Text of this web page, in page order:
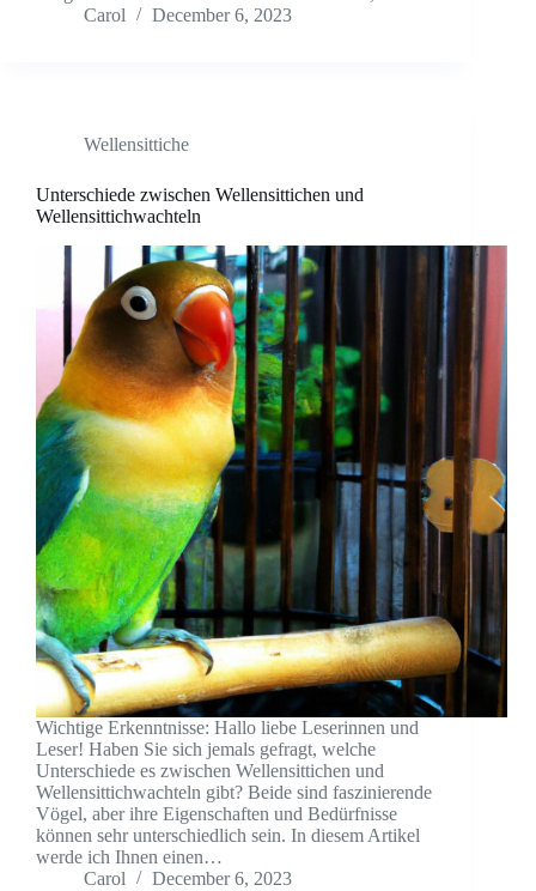
Carol
December 6, 2023
Wellensittiche
Unterschiede zwischen Wellensittichen und
Wellensittichwachteln
Wichtige Erkenntnisse: Hallo liebe Leserinnen und
Leser! Haben Sie sich jemals gefragt, welche
Unterschiede es zwischen Wellensittichen und
Wellensittichwachteln gibt? Beide sind faszinierende
Vögel, aber ihre Eigenschaften und Bedürfnisse
können sehr unterschiedlich sein. In diesem Artikel
werde ich Ihnen einen…
Carol
December 6, 2023